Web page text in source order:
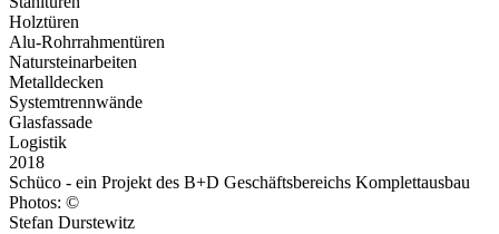
Holztüren
Alu-Rohrrahmentüren
Natursteinarbeiten
Metalldecken
Systemtrennwände
Glasfassade
Logistik
2018
Schüco - ein Projekt des B+D Geschäftsbereichs Komplettausbau
Photos: ©
Stefan Durstewitz